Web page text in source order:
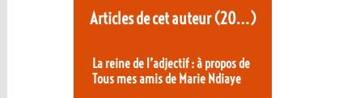
Articles de cet auteur(20…)
La reine de l’adjectif : à propos de
Tous mes amis de Marie Ndiaye